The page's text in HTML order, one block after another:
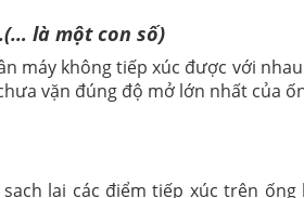
là một con số)
máy không tiếp xúc được với
vặn đúng độ mở lớn nhất của
sạch lại các điểm tiếp xúc trên